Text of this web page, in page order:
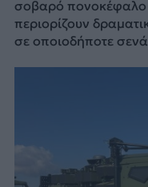
σοβαρό
περιορίζουν
σε οποιοδήποτε